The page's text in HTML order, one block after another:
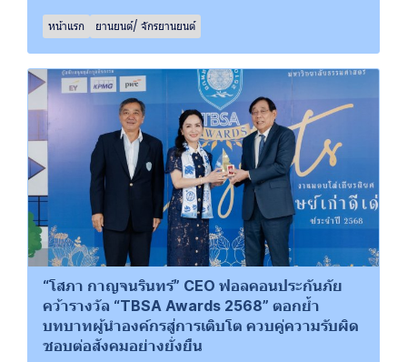
หน้าแรก ยานยนต์/ จักรยานยนต์
“โสภา กาญจนรินทร์” CEO ฟอลคอนประกันภัย
คว้ารางวัล “TBSA Awards 2568” ตอกย้ำ
บทบาทผู้นำองค์กรสู่การเติบโต ควบคู่ความรับผิด
ชอบต่อสังคมอย่างยั่งยืน